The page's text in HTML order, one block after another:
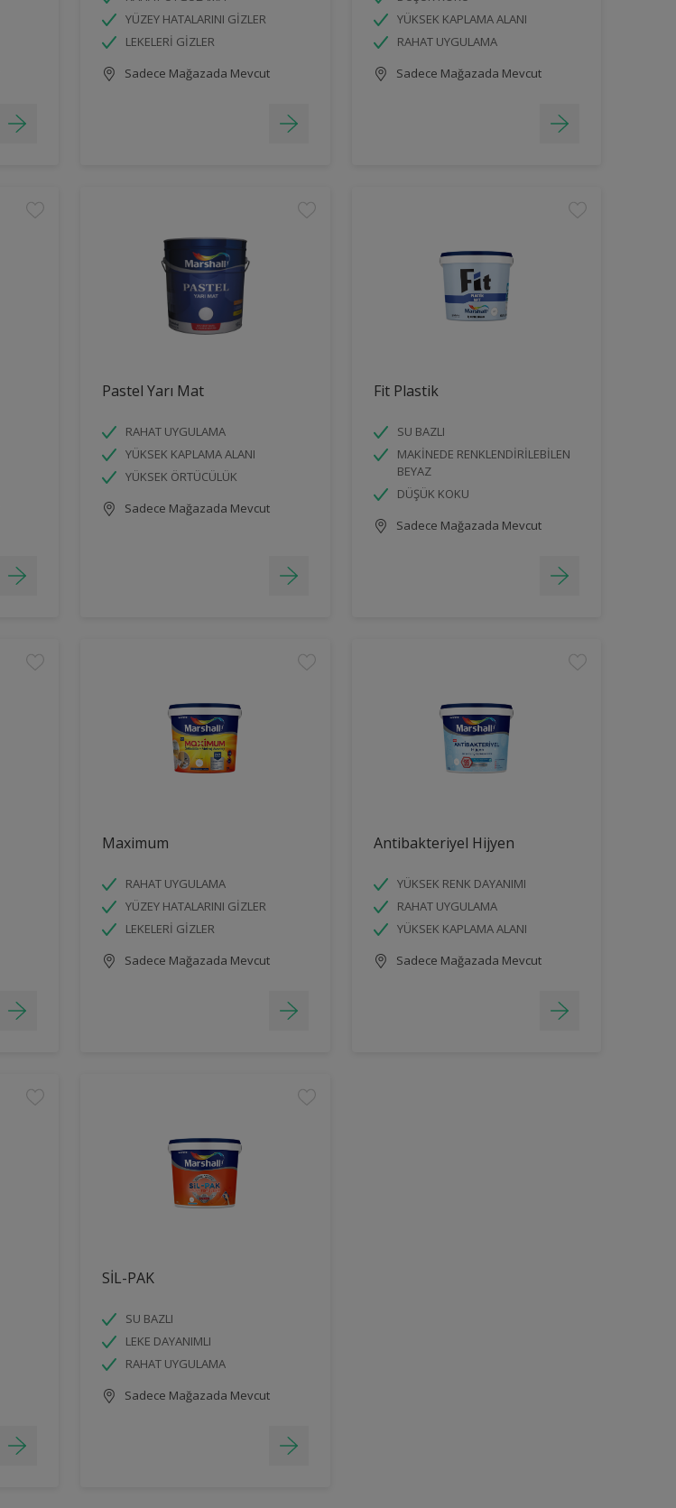
YÜZEY HATALARINI GİZLER
LEKELERİ GİZLER
Sadece Mağazada Mevcut
YÜKSEK KAPLAMA ALANI
RAHAT UYGULAMA
Sadece Mağazada Mevcut
Pastel Yarı Mat
RAHAT UYGULAMA
YÜKSEK KAPLAMA ALANI
YÜKSEK ÖRTÜCÜLÜK
Sadece Mağazada Mevcut
Fit Plastik
SU BAZLI
MAKİNEDE RENKLENDİRİLEBİLEN
BEYAZ
DÜŞÜK KOKU
Sadece Mağazada Mevcut
Maximum
RAHAT UYGULAMA
YÜZEY HATALARINI GİZLER
LEKELERİ GİZLER
Sadece Mağazada Mevcut
Antibakteriyel Hijyen
YÜKSEK RENK DAYANIMI
RAHAT UYGULAMA
YÜKSEK KAPLAMA ALANI
Sadece Mağazada Mevcut
SİL-PAK
SU BAZLI
LEKE DAYANIMLI
RAHAT UYGULAMA
Sadece Mağazada Mevcut